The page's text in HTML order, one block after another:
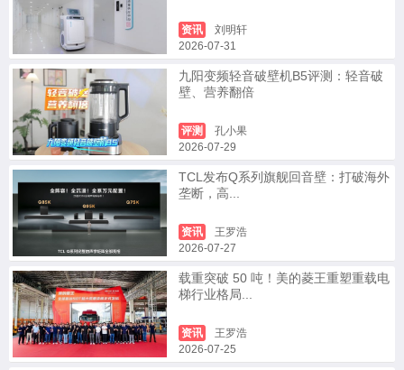
资讯
刘明轩
2026-07-31
九阳变频轻音破壁机B5评测：轻音破
壁、营养翻倍
评测
孔小果
2026-07-29
TCL发布Q系列旗舰回音壁：打破海外
垄断，高...
资讯
王罗浩
2026-07-27
载重突破 50 吨！美的菱王重塑重载电
梯行业格局...
资讯
王罗浩
2026-07-25